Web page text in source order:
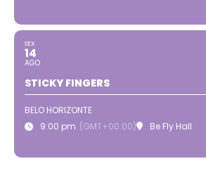
SEX
14
AGO
STICKY FINGERS
BELO HORIZONTE
9:00 pm (GMT+00:00) Be Fly Hall